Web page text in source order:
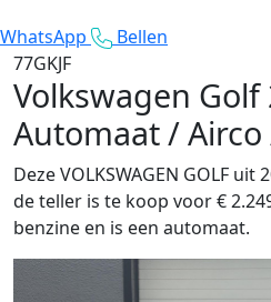
WhatsApp
Bellen
77GKJF
Volkswagen Golf
Automaat /
Deze VOLKSWAGEN GOLF
de teller is te koop voor €
benzine en is een automaat.